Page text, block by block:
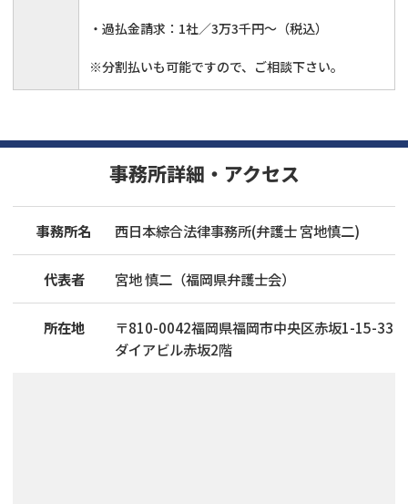
・過払金請求：1社／3万3千円〜（税込）
※分割払いも可能ですので、ご相談下さい。
事務所詳細・アクセス
事務所名 西日本綜合法律事務所(弁護士 宮地慎二)
代表者 宮地 慎二（福岡県弁護士会）
所在地 〒810-0042福岡県福岡市中央区赤坂1-15-33
ダイアビル赤坂2階